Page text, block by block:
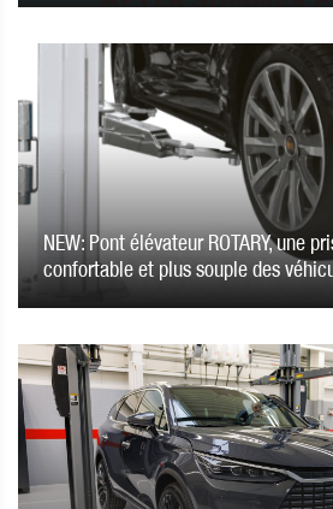
NEW: Pont élévateur ROTARY, une
confortable et plus souple des